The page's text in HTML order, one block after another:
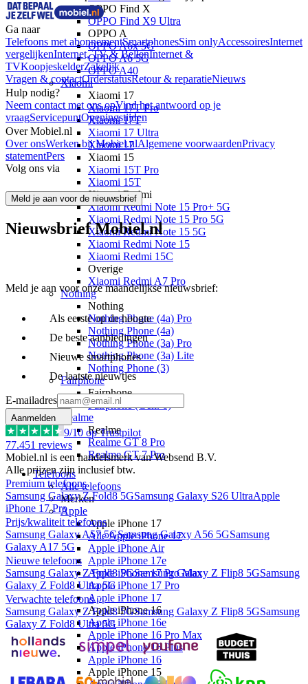
OPPO Find X
OPPO Find X9 Ultra
OPPO A
OPPO A6x 5G
OPPO A6 5G
OPPO A40
Xiaomi
Xiaomi 17
Xiaomi 17T Pro
Xiaomi 17T
Xiaomi 17 Ultra
Xiaomi 17
Xiaomi 15
Xiaomi 15T Pro
Xiaomi 15T
Xiaomi Redmi
Xiaomi Redmi Note 15 Pro+ 5G
Xiaomi Redmi Note 15 Pro 5G
Xiaomi Redmi Note 15 5G
Xiaomi Redmi Note 15
Xiaomi Redmi 15C
Overige
Xiaomi Redmi A7 Pro
Nothing
Nothing
Nothing Phone (4a) Pro
Nothing Phone (4a)
Nothing Phone (3a) Pro
Nothing Phone (3a) Lite
Nothing Phone (3)
Fairphone
Fairphone
Fairphone (Gen. 6)
Realme
Realme
Realme GT 8 Pro
Realme GT 7 Pro
Telefoons
Alle telefoons
Merken
Apple
Apple iPhone 17
Alle Apple iPhone 17
Apple iPhone Air
Apple iPhone 17e
Apple iPhone 17 Pro Max
Apple iPhone 17 Pro
Apple iPhone 17
Apple iPhone 16
Apple iPhone 16e
Apple iPhone 16 Pro Max
Apple iPhone 16 Plus
Apple iPhone 16
Apple iPhone 15
Ga naar
Telefoons met abonnementSmartphonesSim onlyAccessoiresInternet
vergelijkenInternet, TV & BellenInternet &
TVKoopjeskelderZakelijk
Vragen & contactOrderstatusRetour & reparatieNieuws
Hulp nodig?
Neem contact met ons opVind het antwoord op je
vraagServicepuntOpeningstijden
Over Mobiel.nl
Over onsWerken bij Mobiel.nlAlgemene voorwaardenPrivacy
statementPers
Volg ons via
Meld je aan voor de nieuwsbrief
Nieuwsbrief Mobiel.nl
Meld je aan voor onze maandelijkse nieuwsbrief:
Als eerste op de hoogte
De beste aanbiedingen
Nieuwe smartphones
De laatste nieuwtjes
E-mailadres
Aanmelden
9/10 op Trustpilot
77.451 reviews
Mobiel.nl is een handelsmerk van Websend B.V.
Alle prijzen zijn inclusief btw.
Premium telefoons
Samsung Galaxy Z Fold8 5GSamsung Galaxy S26 UltraApple
iPhone 17 Pro
Prijs/kwaliteit telefoons
Samsung Galaxy A57 5GSamsung Galaxy A56 5GSamsung
Galaxy A17 5G
Nieuwe telefoons
Samsung Galaxy Z Fold8 5GSamsung Galaxy Z Flip8 5GSamsung
Galaxy Z Fold8 Ultra 5G
Verwachte telefoons
Samsung Galaxy Z Fold8 5GSamsung Galaxy Z Flip8 5GSamsung
Galaxy Z Fold8 Ultra 5G